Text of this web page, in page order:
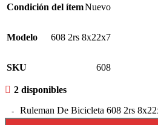
Condición del ítemNuevo
Modelo 608 2rs 8x22x7
SKU 608
2 disponibles
Ruleman De Bicicleta 608 2rs